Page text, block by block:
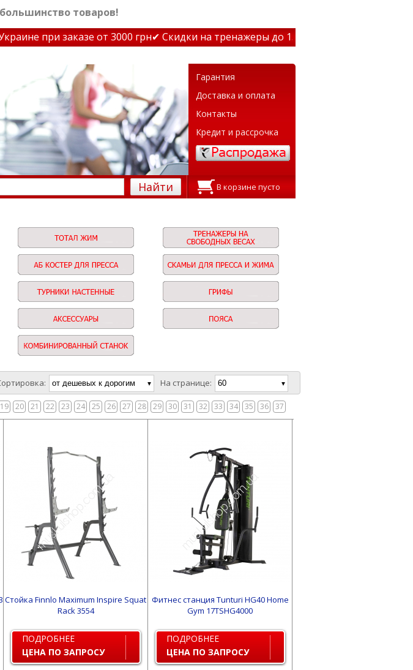
товаров!
заказе от 3000 грн✔ Скидки на тренажеры до 15% Звони! ✔ Бесплатная
Гарантия
Доставка и оплата
Контакты
Кредит и рассрочка
Найти В корзине пусто
На странице:
19 20 21 22 23 24 25 26 27 28 29 30 31 32 33 34 35 36
37
Стойка Finnlo Maximum Inspire Squat
Rack 3554
ПОДРОБНЕЕ
ЦЕНА ПО ЗАПРОСУ
Фитнес станция Tunturi HG40 Home
Gym 17TSHG4000
ПОДРОБНЕЕ
ЦЕНА ПО ЗАПРОСУ